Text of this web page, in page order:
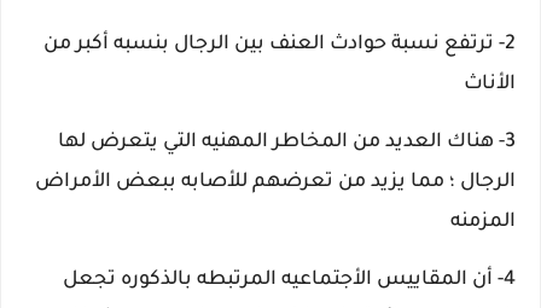
2- ترتفع نسبة حوادث العنف بين الرجال بنسبه أكبر من
الأناث
3- هناك العديد من المخاطر المهنيه التي يتعرض لها
الرجال ؛ مما يزيد من تعرضهم للأصابه ببعض الأمراض
المزمنه
4- أن المقاييس الأجتماعيه المرتبطه بالذكوره تجعل